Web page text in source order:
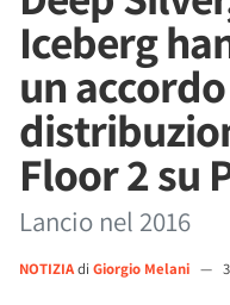
Iceberg
un
Floor 2 su
Lancio nel 2016
NOTIZIAdi Giorgio Melani —